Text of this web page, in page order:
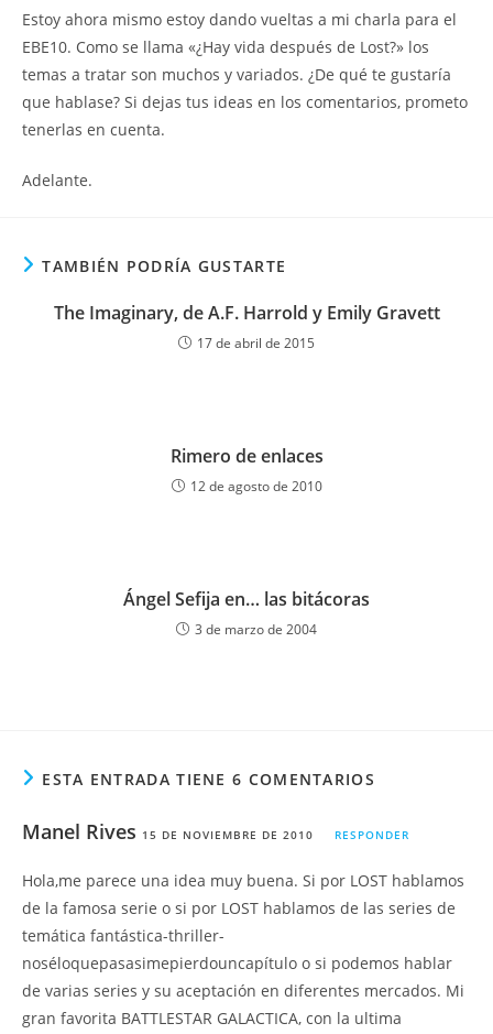
entrada:
Estoy ahora mismo estoy dando vueltas a mi charla para el
EBE10. Como se llama «¿Hay vida después de Lost?» los
temas a tratar son muchos y variados. ¿De qué te gustaría
que hablase? Si dejas tus ideas en los comentarios, prometo
tenerlas en cuenta.
Adelante.
TAMBIÉN PODRÍA GUSTARTE
The Imaginary, de A.F. Harrold y Emily Gravett
17 de abril de 2015
Rimero de enlaces
12 de agosto de 2010
Ángel Sefija en… las bitácoras
3 de marzo de 2004
ESTA ENTRADA TIENE 6 COMENTARIOS
Manel Rives 15 DE NOVIEMBRE DE 2010 RESPONDER
Hola,me parece una idea muy buena. Si por LOST hablamos
de la famosa serie o si por LOST hablamos de las series de
temática fantástica-thriller-
noséloquepasasimepierdouncapítulo o si podemos hablar
de varias series y su aceptación en diferentes mercados. Mi
gran favorita BATTLESTAR GALACTICA, con la ultima